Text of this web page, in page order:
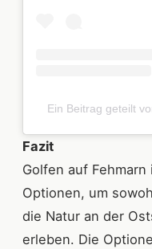
Ein Beitrag geteilt
Fazit
Golfen auf
Optionen, um
die Natur an der
erleben. Die